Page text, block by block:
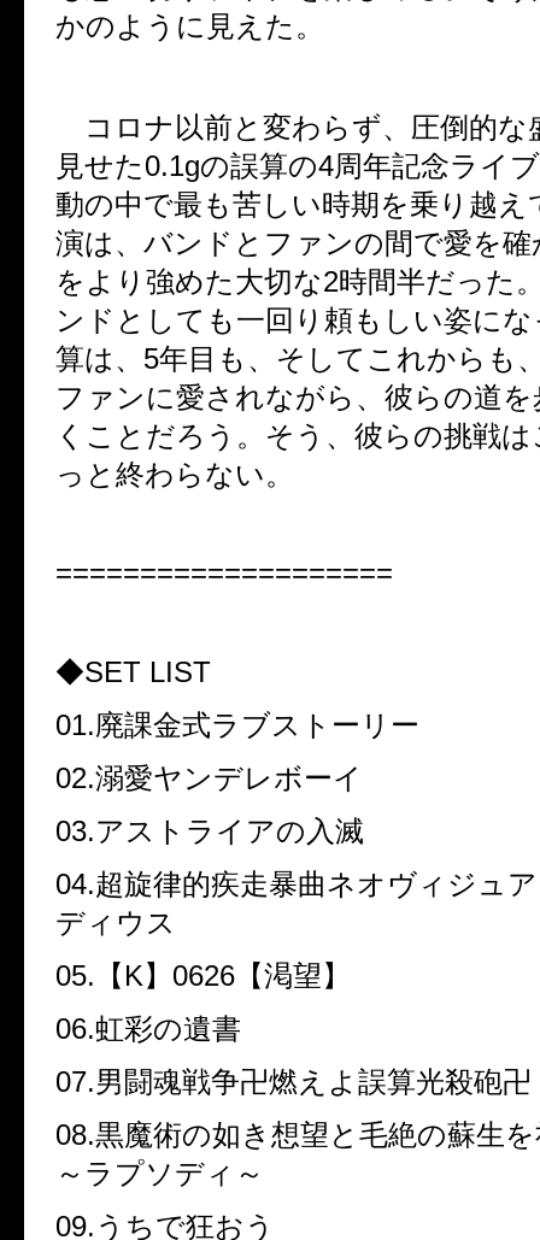
かのように見えた。
コロナ以前と変わらず、圧倒的な
見せた0.1gの誤算の4周年記念ライ
動の中で最も苦しい時期を乗り越え
演は、バンドとファンの間で愛を
をより強めた大切な2時間半だった
ンドとしても一回り頼もしい姿に
算は、 5年目も、そしてこれからも
ファンに愛されながら、彼らの道
くことだろう。そう、彼らの挑戦
っと終わらない。
====================
◆SET LIST
01.廃課金式ラブストーリー
02.溺愛ヤンデレボーイ
03.アストライアの入滅
04.超旋律的疾走暴曲ネオヴィジュ
ディウス
05. 【 K】 0626 【渇望】
06.虹彩の遺書
07.男闘魂戦争卍燃えよ誤算光殺砲卍
08.黒魔術の如き想望と毛絶の蘇生
～ラプソディ～
09. うちで狂おう